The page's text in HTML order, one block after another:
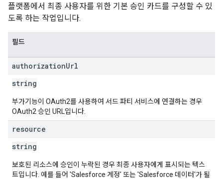
플랫폼에서 최종 사용자를 위한 기본 승인 카드를 구성할 수 있
도록 하는 작업입니다.
필드
authorizationUrl
string
부가기능이 OAuth2를 사용하여 서드 파티 서비스에 연결하는 경우
OAuth2 승인 URL입니다.
resource
string
보호된 리소스에 승인이 누락된 경우 최종 사용자에게 표시되는 텍스
트입니다. 예를 들어 'Salesforce 계정' 또는 'Salesforce 데이터'가 될